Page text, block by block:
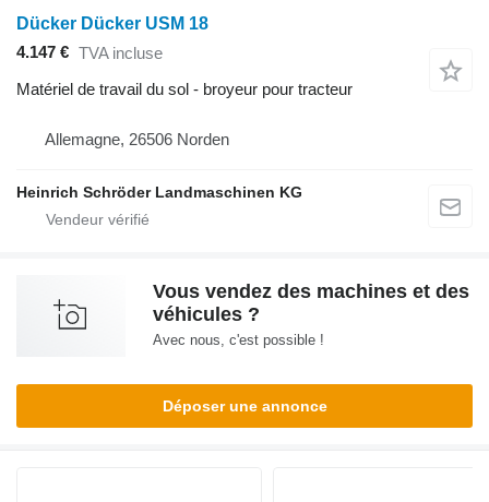
Dücker Dücker USM 18
4.147 € TVA incluse
Matériel de travail du sol - broyeur pour tracteur
Allemagne, 26506 Norden
Heinrich Schröder Landmaschinen KG
Vous vendez des machines et des
véhicules ?
Avec nous, c'est possible !
Déposer une annonce